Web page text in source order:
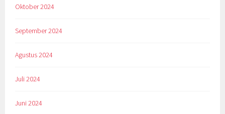
Oktober 2024
September 2024
Agustus 2024
Juli 2024
Juni 2024